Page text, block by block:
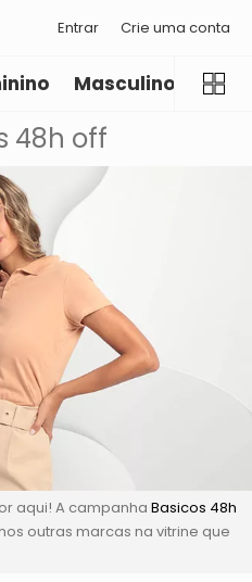
Entrar Crie uma conta
Masculino
48h off
aqui! A campanha Basicos 48h
outras marcas na vitrine que